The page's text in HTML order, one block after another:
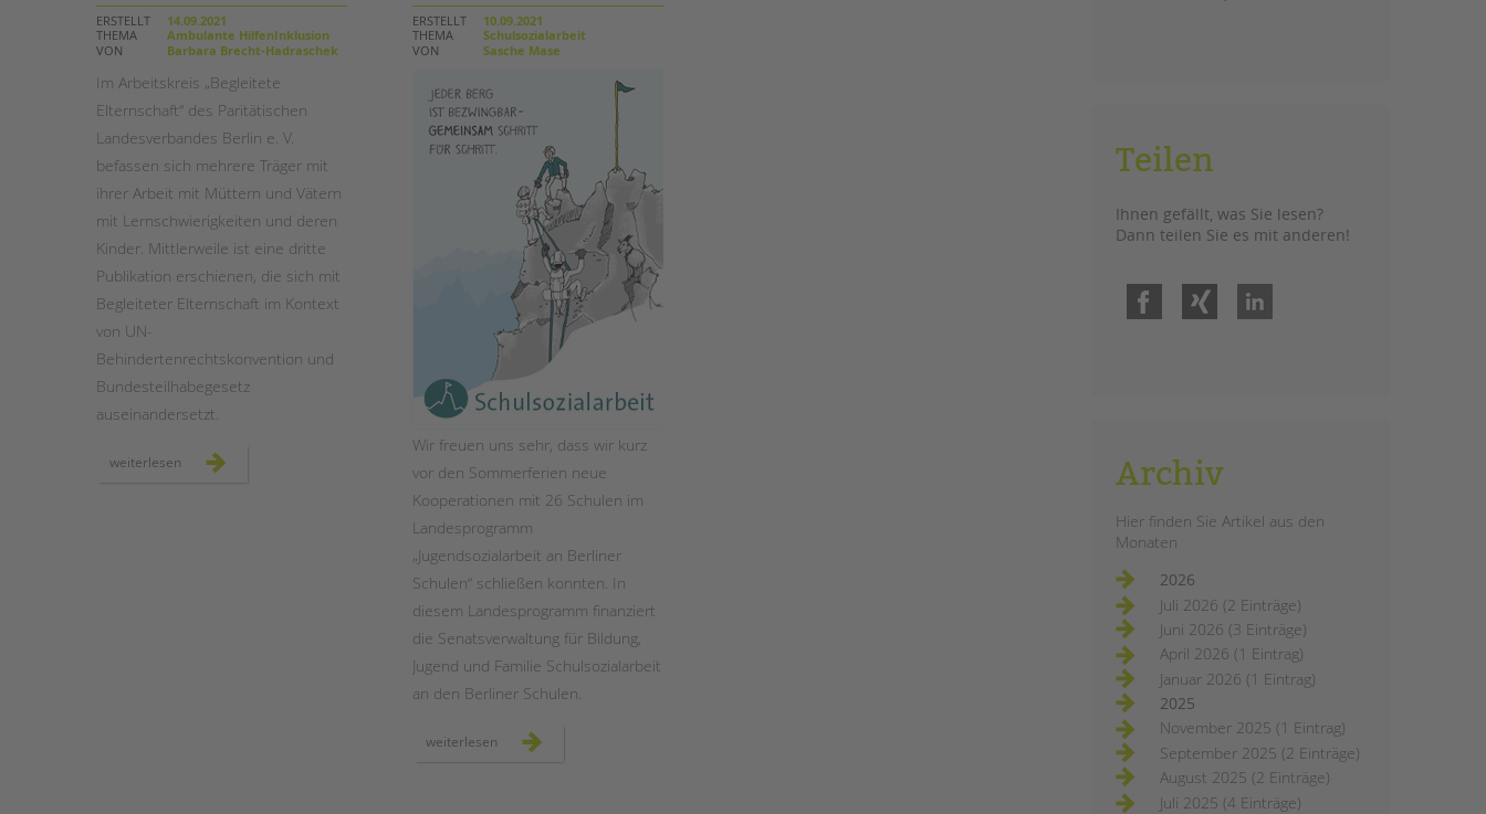
STADTTEILARBEIT
ERSTELLT
14.09.2021
THEMA
Ambulante HilfenInklusion
VON
Barbara Brecht-Hadraschek
Im Arbeitskreis „Begleitete
Elternschaft“ des Paritätischen
Landesverbandes Berlin e. V.
befassen sich mehrere Träger mit
ihrer Arbeit mit Müttern und Vätern
mit Lernschwierigkeiten und deren
Kinder. Mittlerweile ist eine dritte
Publikation erschienen, die sich mit
Begleiteter Elternschaft im Kontext
von UN-
Behindertenrechtskonvention und
Bundesteilhabegesetz
auseinandersetzt.
weiterlesen neue
handreichung
ERSTELLT
10.09.2021
THEMA
Schulsozialarbeit
VON
Sasche Mase
Wir freuen uns sehr, dass wir kurz
vor den Sommerferien neue
Kooperationen mit 26 Schulen im
Landesprogramm
„Jugendsozialarbeit an Berliner
Schulen“ schließen konnten. In
diesem Landesprogramm finanziert
die Senatsverwaltung für Bildung,
Jugend und Familie Schulsozialarbeit
an den Berliner Schulen.
weiterlesen ausbau
landesprogramm
Teilen
Ihnen gefällt, was Sie lesen?
Dann teilen Sie es mit anderen!
Facebook
Archiv
Hier finden Sie Artikel aus den
Monaten
2026
Juli 2026 (2 Einträge)
Juni 2026 (3 Einträge)
April 2026 (1 Eintrag)
Januar 2026 (1 Eintrag)
2025
November 2025 (1 Eintrag)
September 2025 (2 Einträge)
August 2025 (2 Einträge)
Juli 2025 (4 Einträge)